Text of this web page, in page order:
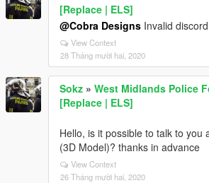
[Replace | ELS]
@Cobra Designs Invalid
View Context
28 Tháng mười hai, 2020
Sokz » West Midlands Police
[Replace | ELS]
Hello, is it possible to talk to you
(3D Model)? thanks in advance
View Context
26 Tháng mười hai, 2020